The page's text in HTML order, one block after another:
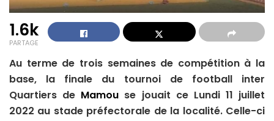
1.6k
PARTAGE
Au terme de trois semaines de compétition à la
base, la finale du tournoi de football inter
Quartiers de Mamou se jouait ce Lundi 11 juillet
2022 au stade préfectorale de la localité. Celle-ci